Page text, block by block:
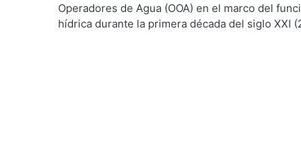
Operadores de Agua (OOA) en el marco del
hídrica durante la primera década del siglo XXI